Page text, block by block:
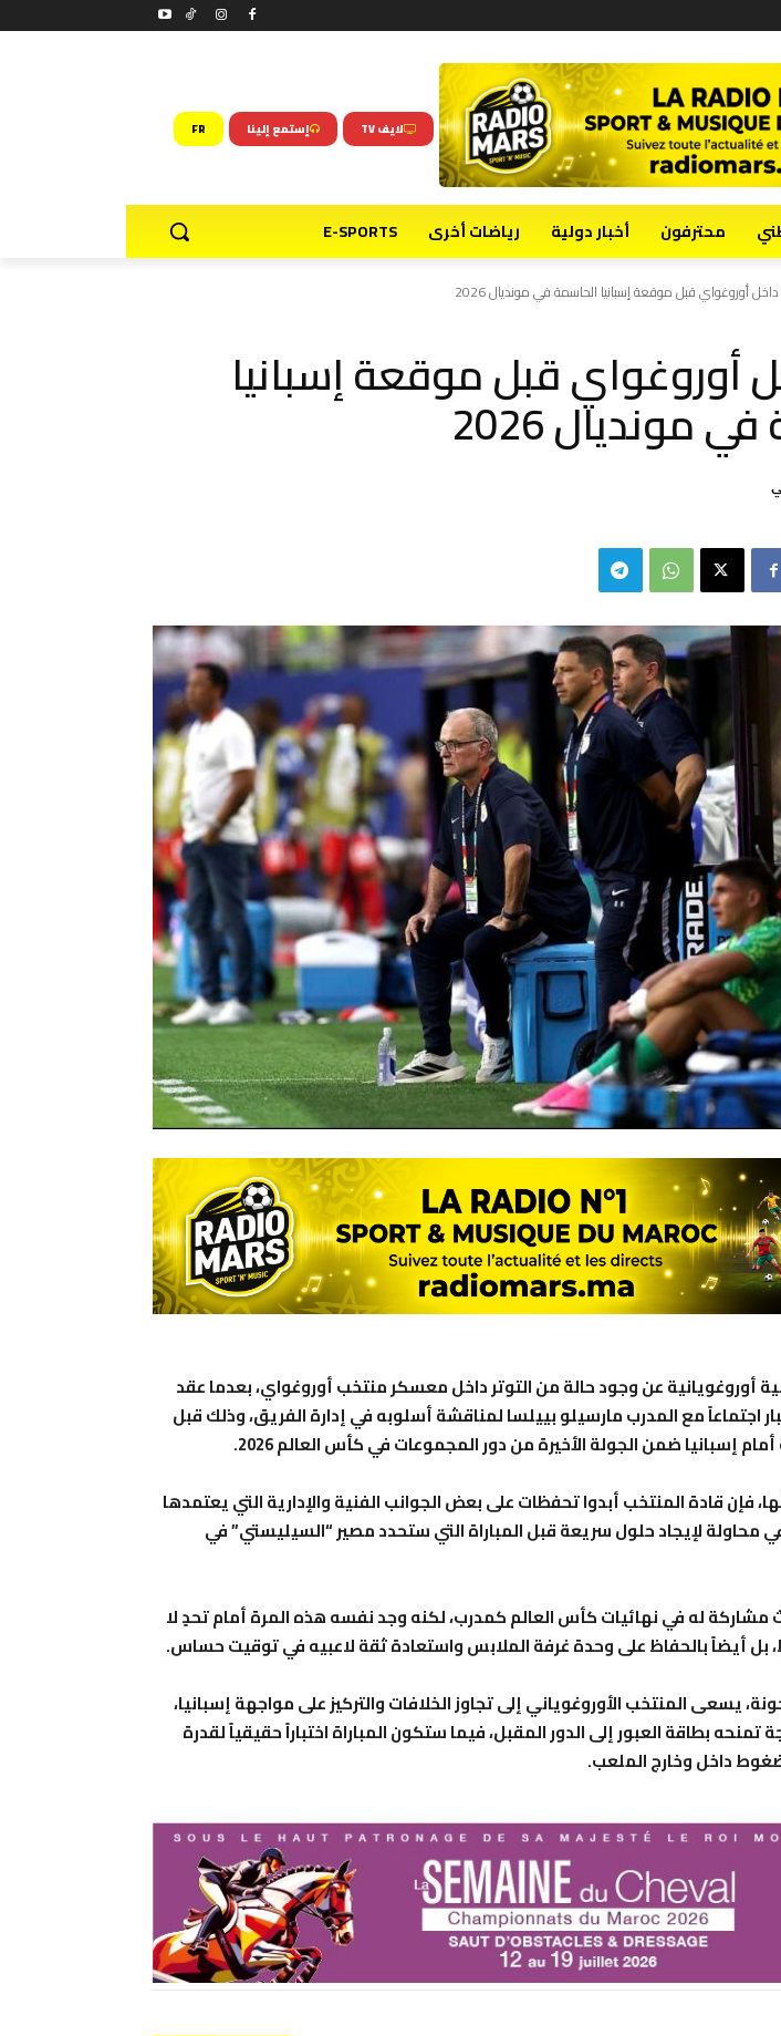
لايف TV إستمع إلينا FR
محترفون أخبار دولية رياضات أخرى E-SPORTS
أوروغواي قبل موقعة إسبانيا الحاسمة في مونديال 2026
أوروغواي قبل موقعة إسبانيا
مونديال 2026
أوروغويانية عن وجود حالة من التوتر داخل معسكر منتخب أوروغواي، بعدما عقد
اجتماعاً مع المدرب مارسيلو بييلسا لمناقشة أسلوبه في إدارة الفريق، وذلك قبل
إسبانيا ضمن الجولة الأخيرة من دور المجموعات في كأس العالم 2026.
فإن قادة المنتخب أبدوا تحفظات على بعض الجوانب الفنية والإدارية التي يعتمدها
في محاولة لإيجاد حلول سريعة قبل المباراة التي ستحدد مصير “السيليستي” في
له في نهائيات كأس العالم كمدرب، لكنه وجد نفسه هذه المرة أمام تحدٍ لا
بل أيضاً بالحفاظ على وحدة غرفة الملابس واستعادة ثقة لاعبيه في توقيت حساس.
يسعى المنتخب الأوروغوياني إلى تجاوز الخلافات والتركيز على مواجهة إسبانيا،
بطاقة العبور إلى الدور المقبل، فيما ستكون المباراة اختباراً حقيقياً لقدرة
داخل وخارج الملعب.